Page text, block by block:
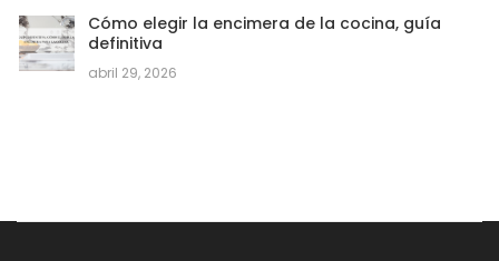
Cómo elegir la encimera de la cocina, guía
definitiva
abril 29, 2026